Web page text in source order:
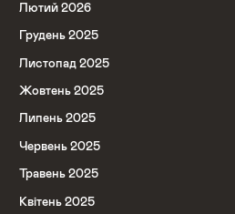
Лютий 2026
Грудень 2025
Листопад 2025
Жовтень 2025
Липень 2025
Червень 2025
Травень 2025
Квітень 2025